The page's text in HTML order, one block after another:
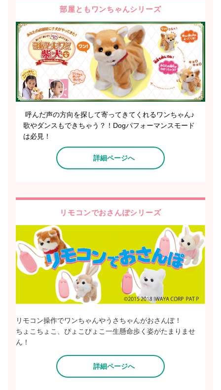
部屋ともワンちゃんシリーズ
呼んだ声の方向を探して寄ってきてくれるワンちゃん♪
歌やダンスもできちゃう？！Dogパフォーマンスモード
は必見！
詳細ページへ
リモコンでおさんぽシリーズ
リモコン操作でワンちゃんやうさちゃんがおさんぽ！
ちょこちょこ、ぴょこぴょこ一生懸命歩く姿がたまりませ
ん！
詳細ページへ